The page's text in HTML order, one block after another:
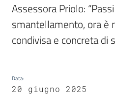
Programmi
Progetti
Assessora Priolo:
smantellamento, ora è
condivisa e concreta di
Data:
20 giugno 2025